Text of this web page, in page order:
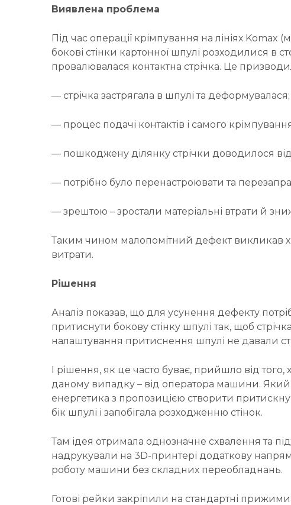
Виявлена проблема
Під час операції крімпування на лініях
бокові стінки картонної шпулі розходилися в
провалювалася контактна стрічка. Це
— стрічка застрягала в шпулі та деформувалася;
— процес подачі контактів і самого
— пошкоджену ділянку стрічки доводилося
— потрібно було перенастроювати та
— зрештою – зростали матеріальні втрати й
Таким чином малопомітний дефект викликав
витрати.
Рішення
Аналіз показав, що для усунення дефекту
притиснути бокову стінку шпулі так, щоб
налаштування притиснення шпулі не давали
І рішення, як це часто буває, прийшло від
даному випадку – від оператора машини. Який
енергетика з пропозицією створити
бік шпулі і запобігала розходженню стінок.
Там ідея отримала однозначне схвалення та
надрукували на 3D-принтері додаткову
роботу машини без складних переобладнань.
Готові рейки закріпили на стандартні